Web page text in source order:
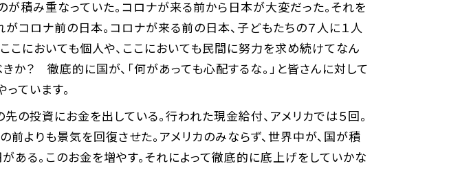
が積み重なっていた。コロナが来る前から日本が大変だった。それを
コロナ前の日本。コロナが来る前の日本、子どもたちの７人に１人
こにおいても個人や、ここにおいても民間に努力を求め続けてなん
か？ 徹底的に国が、「何があっても心配するな。」と皆さんに対して
ています。
の投資にお金を出している。行われた現金給付、アメリカでは５回。
よりも景気を回復させた。アメリカのみならず、世界中が、国が積
ある。このお金を増やす。それによって徹底的に底上げをしていかな